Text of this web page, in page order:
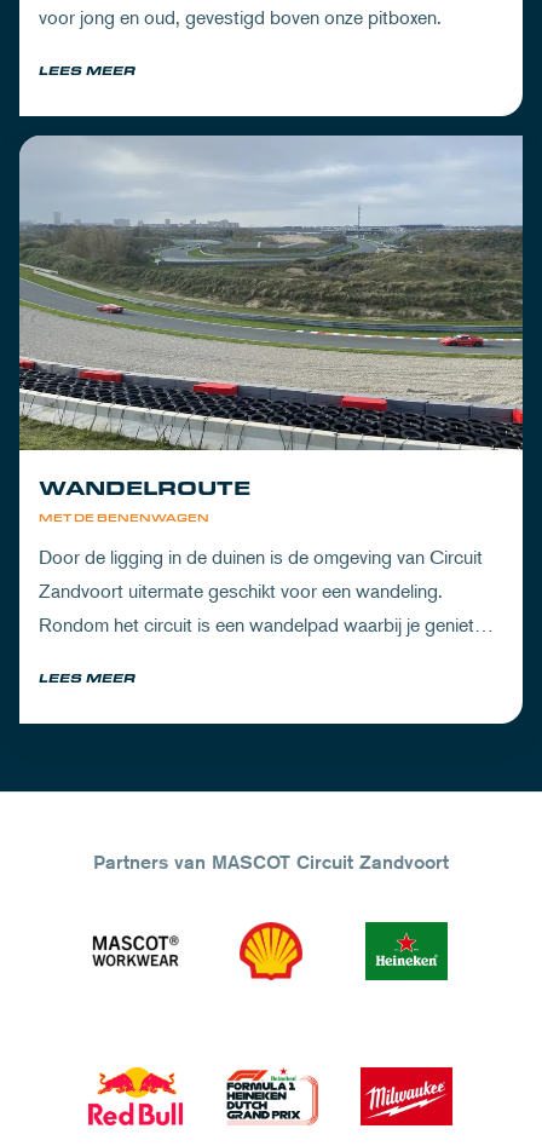
voor jong en oud, gevestigd boven onze pitboxen.
LEES MEER
MET DE BENENWAGEN
WANDELROUTE
Door de ligging in de duinen is de omgeving van Circuit
Zandvoort uitermate geschikt voor een wandeling.
Rondom het circuit is een wandelpad waarbij je geniet
LEES MEER
Partners van MASCOT Circuit Zandvoort